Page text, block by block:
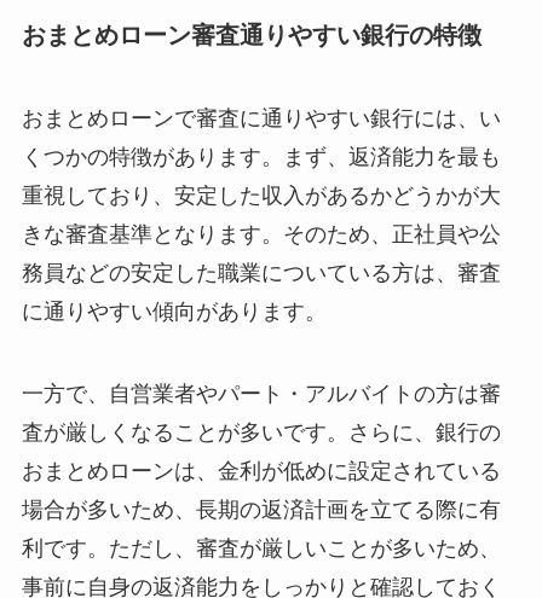
おまとめローン審査通りやすい銀行の特徴
おまとめローンで審査に通りやすい銀行には、い
くつかの特徴があります。まず、返済能力を最も
重視しており、安定した収入があるかどうかが大
きな審査基準となります。そのため、正社員や公
務員などの安定した職業についている方は、審査
に通りやすい傾向があります。
一方で、自営業者やパート・アルバイトの方は審
査が厳しくなることが多いです。さらに、銀行の
おまとめローンは、金利が低めに設定されている
場合が多いため、長期の返済計画を立てる際に有
利です。ただし、審査が厳しいことが多いため、
事前に自身の返済能力をしっかりと確認しておく